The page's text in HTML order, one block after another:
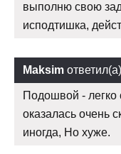
выполню свою
исподтишка,
Maksim ответил(а)
Подошвой - легко
оказалась очень
иногда, Но хуже.